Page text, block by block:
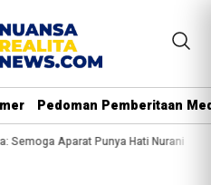
Pedoman Pemberitaan
Punya Hati Nurani Massa Reuni